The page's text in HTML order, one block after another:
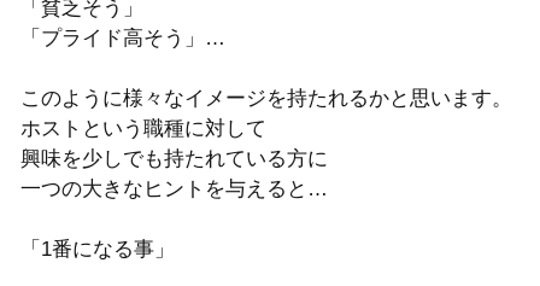
「貧乏そう」
「プライド高そう」…
このように様々なイメージを持たれるかと思います。
ホストという職種に対して
興味を少しでも持たれている方に
一つの大きなヒントを与えると…
「1番になる事」